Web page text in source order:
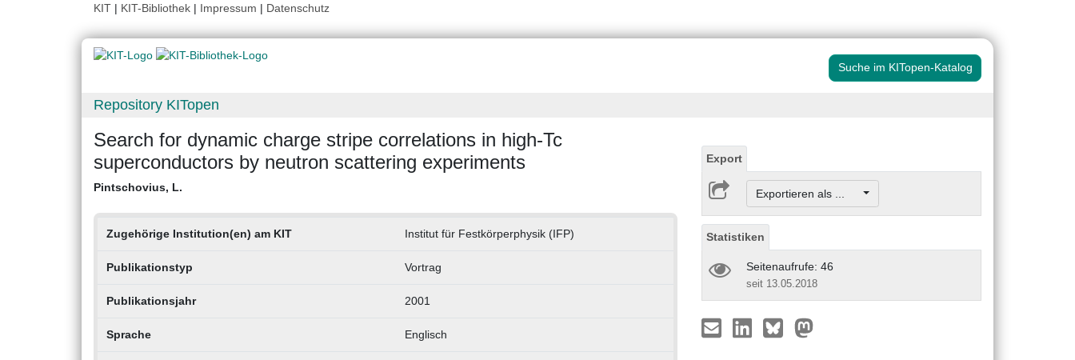
KIT | KIT-Bibliothek | Impressum | Datenschutz
Suche im KITopen-Katalog
Repository KITopen
Search for dynamic charge stripe correlations in high-Tc
superconductors by neutron scattering experiments
Pintschovius, L.
Zugehörige Institution(en) am KIT Institut für Festkörperphysik (IFP)
Publikationstyp Vortrag
Publikationsjahr 2001
Sprache Englisch
Export
Exportieren als ...
Statistiken
Seitenaufrufe: 46
seit 13.05.2018